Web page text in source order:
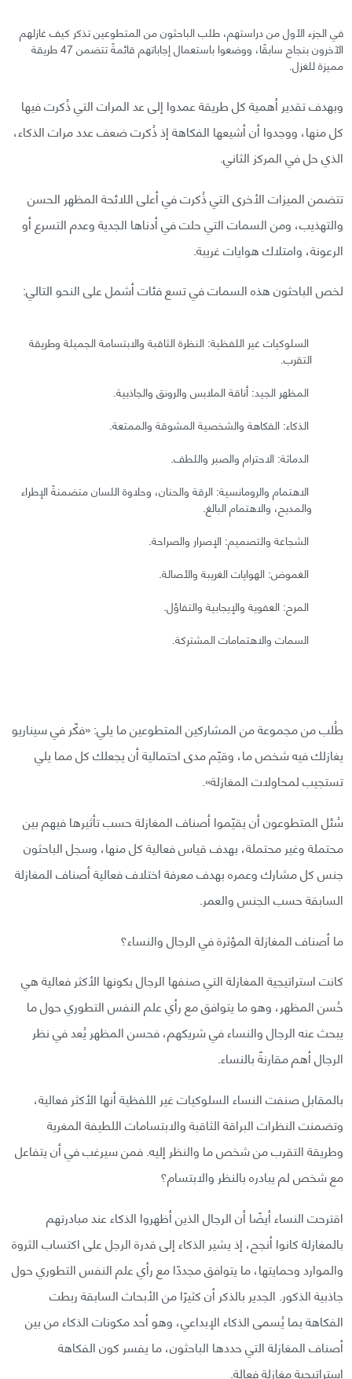
في الجزء الأول من دراستهم، طلب الباحثون من المتطوعين تذكر كيف غازلهم
الآخرون بنجاح سابقًا، ووضعوا باستعمال إجاباتهم قائمةً تتضمن 47 طريقة
مميزة للغزل.
وبهدف تقدير أهمية كل طريقة عمدوا إلى عد المرات التي ذُكرت فيها
كل منها، ووجدوا أن أشيعها الفكاهة إذ ذُكرت ضعف عدد مرات الذكاء،
الذي حل في المركز الثاني.
تتضمن الميزات الأخرى التي ذُكرت في أعلى اللائحة المظهر الحسن
والتهذيب، ومن السمات التي حلت في أدناها الجدية وعدم التسرع أو
الرعونة، وامتلاك هوايات غريبة.
لخص الباحثون هذه السمات في تسع فئات أشمل على النحو التالي:
السلوكيات غير اللفظية: النظرة الثاقبة والابتسامة الجميلة وطريقة
التقرب.
المظهر الجيد: أناقة الملابس والرونق والجاذبية.
الذكاء: الفكاهة والشخصية المشوقة والممتعة.
الدماثة: الاحترام والصبر واللطف.
الاهتمام والرومانسية: الرقة والحنان، وحلاوة اللسان متضمنةً الإطراء
والمديح، والاهتمام البالغ.
الشجاعة والتصميم: الإصرار والصراحة.
الغموض: الهوايات الغريبة والأصالة.
المرح: العفوية والإيجابية والتفاؤل.
السمات والاهتمامات المشتركة.
طُلب من مجموعة من المشاركين المتطوعين ما يلي: «فكّر في سيناريو
يغازلك فيه شخص ما، وقيّم مدى احتمالية أن يجعلك كل مما يلي
تستجيب لمحاولات المغازلة».
سُئل المتطوعون أن يقيّموا أصناف المغازلة حسب تأثيرها فيهم بين
محتملة وغير محتملة، بهدف قياس فعالية كل منها، وسجل الباحثون
جنس كل مشارك وعمره بهدف معرفة اختلاف فعالية أصناف المغازلة
السابقة حسب الجنس والعمر.
ما أصناف المغازلة المؤثرة في الرجال والنساء؟
كانت استراتيجية المغازلة التي صنفها الرجال بكونها الأكثر فعالية هي
حُسن المظهر، وهو ما يتوافق مع رأي علم النفس التطوري حول ما
يبحث عنه الرجال والنساء في شريكهم، فحسن المظهر يُعد في نظر
الرجال أهم مقارنةً بالنساء.
بالمقابل صنفت النساء السلوكيات غير اللفظية أنها الأكثر فعالية،
وتضمنت النظرات البراقة الثاقبة والابتسامات اللطيفة المغرية
وطريقة التقرب من شخص ما والنظر إليه. فمن سيرغب في أن يتفاعل
مع شخص لم يبادره بالنظر والابتسام؟
اقترحت النساء أيضًا أن الرجال الذين أظهروا الذكاء عند مبادرتهم
بالمغازلة كانوا أنجح، إذ يشير الذكاء إلى قدرة الرجل على اكتساب الثروة
والموارد وحمايتها، ما يتوافق مجددًا مع رأي علم النفس التطوري حول
جاذبية الذكور. الجدير بالذكر أن كثيرًا من الأبحاث السابقة ربطت
الفكاهة بما يُسمى الذكاء الإبداعي، وهو أحد مكونات الذكاء من بين
أصناف المغازلة التي حددها الباحثون، ما يفسر كون الفكاهة
استراتيجية مغازلة فعالة.